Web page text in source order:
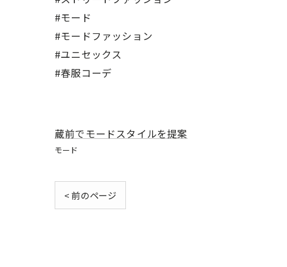
#モード
#モードファッション
#ユニセックス
#春服コーデ
蔵前でモードスタイルを提案
モード
< 前のページ